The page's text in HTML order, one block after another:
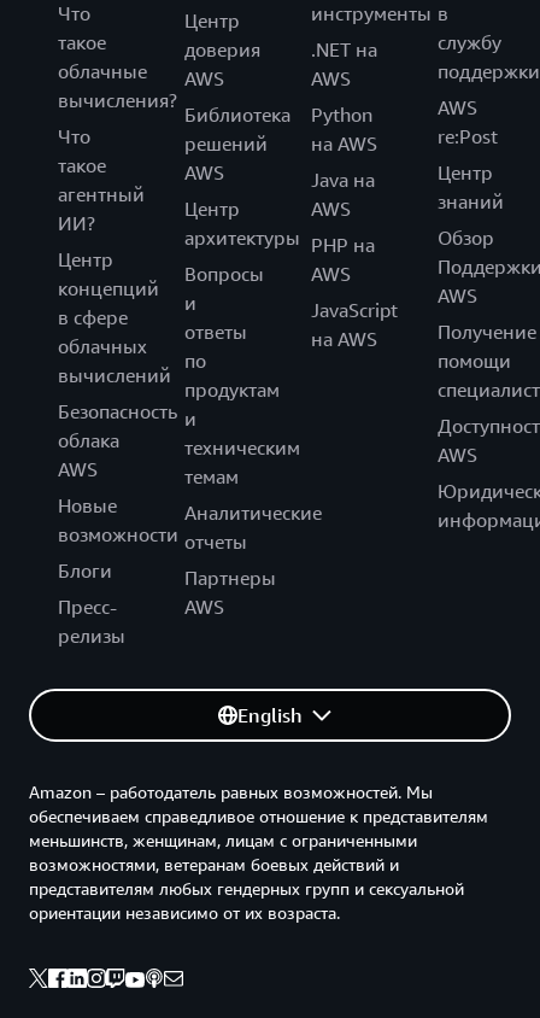
Что
такое
облачные
вычисления?
Что
такое
агентный
ИИ?
Центр
концепций
в сфере
облачных
вычислений
Безопасность
облака
AWS
Новые
возможности
Блоги
Пресс-
релизы
Центр
доверия
AWS
Библиотека
решений
AWS
Центр
архитектуры
Вопросы
и
ответы
по
продуктам
и
техническим
темам
Аналитические
отчеты
Партнеры
AWS
инструменты
.NET на
AWS
Python
на AWS
Java на
AWS
PHP на
AWS
JavaScript
на AWS
в
службу
поддержки
AWS
re:Post
Центр
знаний
Обзор
AWS
Получение
помощи
AWS
English
Amazon – работодатель равных возможностей. Мы
обеспечиваем справедливое отношение к представителям
меньшинств, женщинам, лицам с ограниченными
возможностями, ветеранам боевых действий и
представителям любых гендерных групп и сексуальной
ориентации независимо от их возраста.